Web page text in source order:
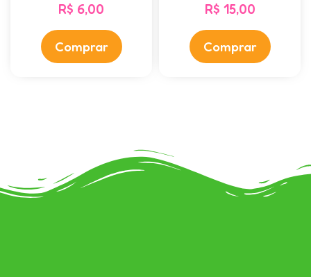
R$ 6,00
Comprar
R$ 15,00
Comprar